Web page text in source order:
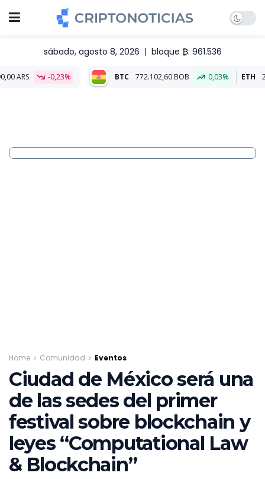
sábado, agosto 8, 2026 | bloque ₿: 961.536
-0,23% 772.102,60 BOB 0,03% ETH 22.781,00
Home Comunidad Eventos
Ciudad de México será una
de las sedes del primer
festival sobre blockchain y
leyes “Computational Law
& Blockchain”